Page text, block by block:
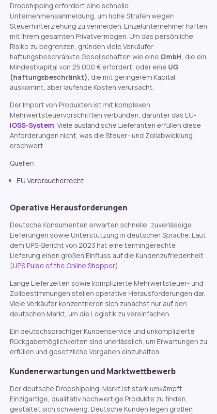
Dropshipping erfordert eine schnelle
Unternehmensanmeldung, um hohe Strafen wegen
Steuerhinterziehung zu vermeiden. Einzelunternehmer haften
mit ihrem gesamten Privatvermögen. Um das persönliche
Risiko zu begrenzen, gründen viele Verkäufer
haftungsbeschränkte Gesellschaften wie eine GmbH, die ein
Mindestkapital von 25.000 € erfordert, oder eine UG
(haftungsbeschränkt), die mit geringerem Kapital
auskommt, aber laufende Kosten verursacht.
Der Import von Produkten ist mit komplexen
Mehrwertsteuervorschriften verbunden, darunter das EU-
IOSS-System. Viele ausländische Lieferanten erfüllen diese
Anforderungen nicht, was die Steuer- und Zollabwicklung
erschwert.
Quellen:
EU Verbraucherrecht
Operative Herausforderungen
Deutsche Konsumenten erwarten schnelle, zuverlässige
Lieferungen sowie Unterstützung in deutscher Sprache. Laut
dem UPS-Bericht von 2023 hat eine termingerechte
Lieferung einen großen Einfluss auf die Kundenzufriedenheit
(UPS Pulse of the Online Shopper).
Lange Lieferzeiten sowie komplizierte Mehrwertsteuer- und
Zollbestimmungen stellen operative Herausforderungen dar.
Viele Verkäufer konzentrieren sich zunächst nur auf den
deutschen Markt, um die Logistik zu vereinfachen.
Ein deutschsprachiger Kundenservice und unkomplizierte
Rückgabemöglichkeiten sind unerlässlich, um Erwartungen zu
erfüllen und gesetzliche Vorgaben einzuhalten.
Kundenerwartungen und Marktwettbewerb
Der deutsche Dropshipping-Markt ist stark umkämpft.
Einzigartige, qualitativ hochwertige Produkte zu finden,
gestaltet sich schwierig. Deutsche Kunden legen großen